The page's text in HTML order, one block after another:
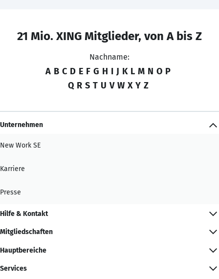
21 Mio. XING Mitglieder, von A bis Z
Nachname:
A B C D E F G H I J K L M N O P
Q R S T U V W X Y Z
Unternehmen
New Work SE
Karriere
Presse
Hilfe & Kontakt
Mitgliedschaften
Hauptbereiche
Services